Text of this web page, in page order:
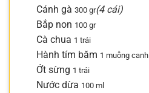
Cánh gà 300 gr(4 cái)
Bắp non 100 gr
Cà chua 1 trái
Hành tím băm 1 muỗng canh
Ớt sừng 1 trái
Nước dừa 100 ml